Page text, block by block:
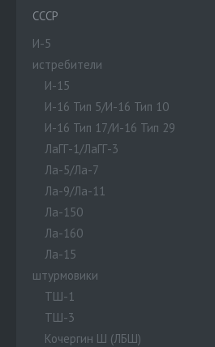
СССР
И-5
истребители
И-15
И-16 Тип 5/И-16 Тип 10
И-16 Тип 17/И-16 Тип 29
ЛаГГ-1/ЛаГГ-3
Ла-5/Ла-7
Ла-9/Ла-11
Ла-150
Ла-160
Ла-15
штурмовики
ТШ-1
ТШ-3
Кочергин Ш (ЛБШ)